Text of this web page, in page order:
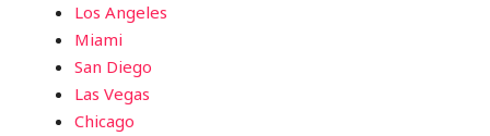
Los Angeles
Miami
San Diego
Las Vegas
Chicago